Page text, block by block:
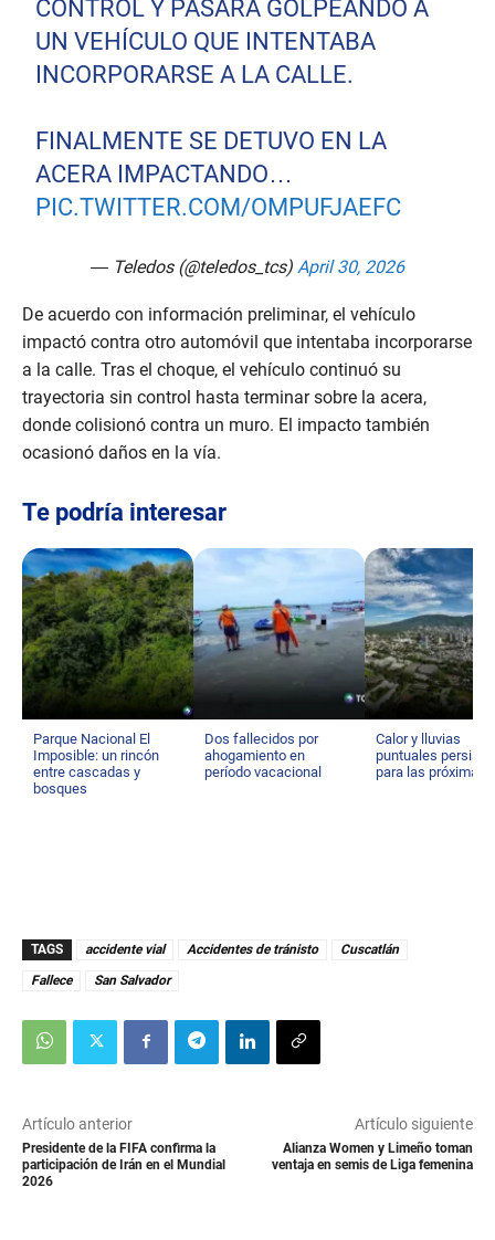
CONTROL Y PASARA GOLPEANDO A
UN VEHÍCULO QUE INTENTABA
INCORPORARSE A LA CALLE.
FINALMENTE SE DETUVO EN LA
ACERA IMPACTANDO…
PIC.TWITTER.COM/OMPUFJAEFC
— Teledos (@teledos_tcs) April 30, 2026
De acuerdo con información preliminar, el vehículo
impactó contra otro automóvil que intentaba incorporarse
a la calle. Tras el choque, el vehículo continuó su
trayectoria sin control hasta terminar sobre la acera,
donde colisionó contra un muro. El impacto también
ocasionó daños en la vía.
Te podría interesar
Parque Nacional El
Imposible: un rincón
entre cascadas y
bosques
Dos fallecidos por
ahogamiento en
período vacacional
Calor y lluvias
puntuales
para las próximas
TAGS accidente vial Accidentes de tránisto
Cuscatlán
Fallece
San Salvador
Artículo anterior
Presidente de la FIFA confirma la
participación de Irán en el Mundial
2026
Artículo siguiente
Alianza Women y Limeño toman
ventaja en semis de Liga femenina